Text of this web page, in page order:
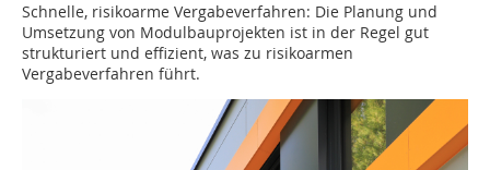
Schnelle, risikoarme Vergabeverfahren: Die Planung und
Umsetzung von Modulbauprojekten ist in der Regel gut
strukturiert und effizient, was zu risikoarmen
Vergabeverfahren führt.